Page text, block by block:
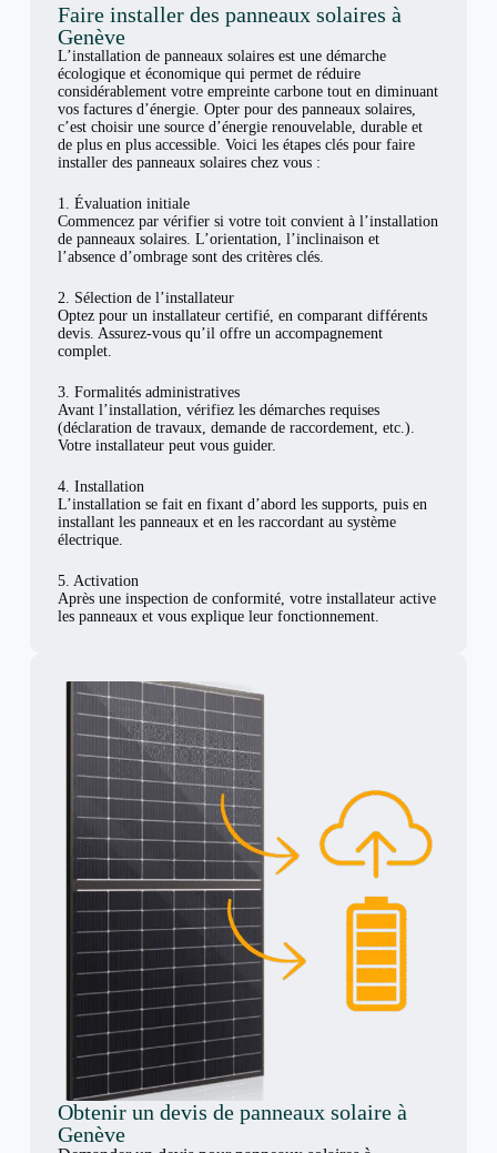
Faire installer des panneaux solaires à
Genève
L’installation de panneaux solaires est une démarche
écologique et économique qui permet de réduire
considérablement votre empreinte carbone tout en diminuant
vos factures d’énergie. Opter pour des panneaux solaires,
c’est choisir une source d’énergie renouvelable, durable et
de plus en plus accessible. Voici les étapes clés pour faire
installer des panneaux solaires chez vous :
1. Évaluation initiale
Commencez par vérifier si votre toit convient à l’installation
de panneaux solaires. L’orientation, l’inclinaison et
l’absence d’ombrage sont des critères clés.
2. Sélection de l’installateur
Optez pour un installateur certifié, en comparant différents
devis. Assurez-vous qu’il offre un accompagnement
complet.
3. Formalités administratives
Avant l’installation, vérifiez les démarches requises
(déclaration de travaux, demande de raccordement, etc.).
Votre installateur peut vous guider.
4. Installation
L’installation se fait en fixant d’abord les supports, puis en
installant les panneaux et en les raccordant au système
électrique.
5. Activation
Après une inspection de conformité, votre installateur active
les panneaux et vous explique leur fonctionnement.
Obtenir un devis de panneaux solaire à
Genève